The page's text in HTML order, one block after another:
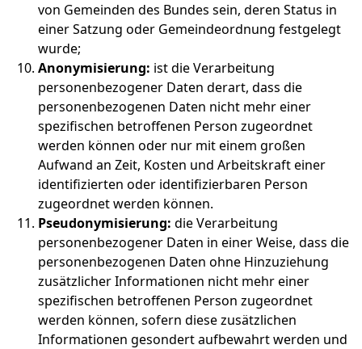
von Gemeinden des Bundes sein, deren Status in
einer Satzung oder Gemeindeordnung festgelegt
wurde;
Anonymisierung: ist die Verarbeitung
personenbezogener Daten derart, dass die
personenbezogenen Daten nicht mehr einer
spezifischen betroffenen Person zugeordnet
werden können oder nur mit einem großen
Aufwand an Zeit, Kosten und Arbeitskraft einer
identifizierten oder identifizierbaren Person
zugeordnet werden können.
Pseudonymisierung: die Verarbeitung
personenbezogener Daten in einer Weise, dass die
personenbezogenen Daten ohne Hinzuziehung
zusätzlicher Informationen nicht mehr einer
spezifischen betroffenen Person zugeordnet
werden können, sofern diese zusätzlichen
Informationen gesondert aufbewahrt werden und